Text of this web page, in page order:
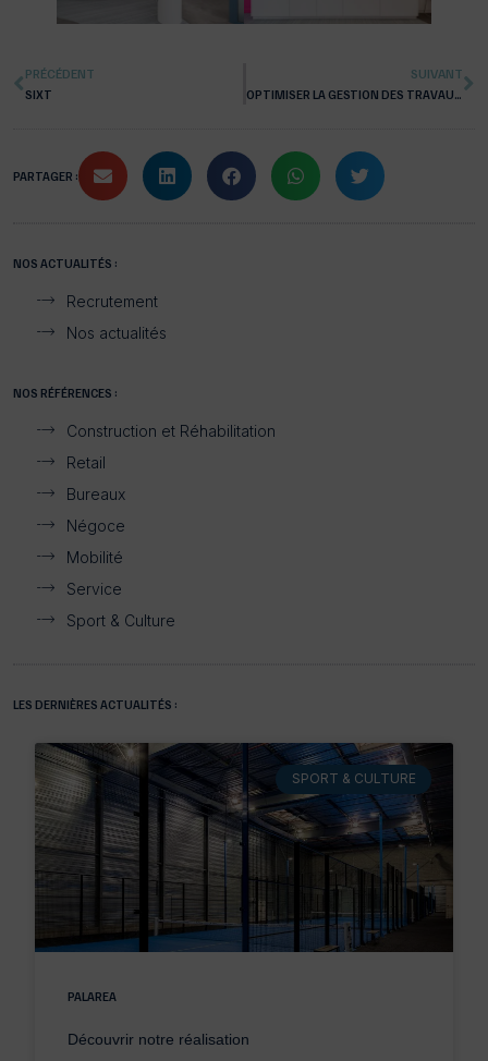
PRÉCÉDENT
SIXT
SUIVANT
OPTIMISER LA GESTION DES TRAVAUX POUR RENFORCER LA RELATION CLIENT
PARTAGER :
NOS ACTUALITÉS :
Recrutement
Nos actualités
NOS RÉFÉRENCES :
Construction et Réhabilitation
Retail
Bureaux
Négoce
Mobilité
Service
Sport & Culture
LES DERNIÈRES ACTUALITÉS :
SPORT & CULTURE
PALAREA
Découvrir notre réalisation